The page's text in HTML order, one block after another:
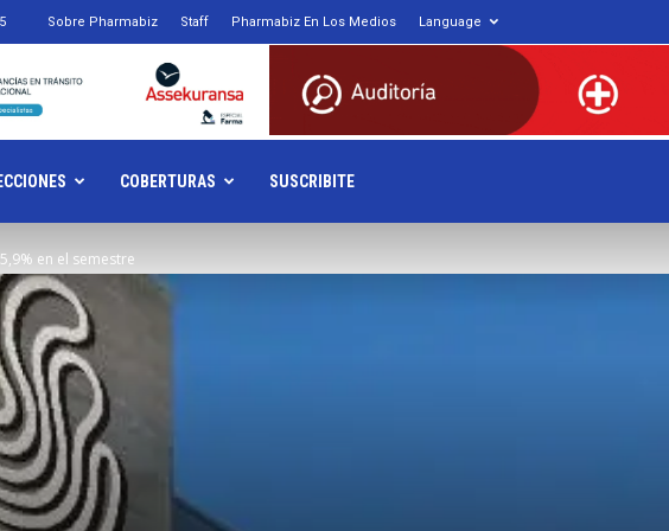
Sobre Pharmabiz Staff Pharmabiz En Los Medios Language
COBERTURAS SUSCRIBITE
en el semestre